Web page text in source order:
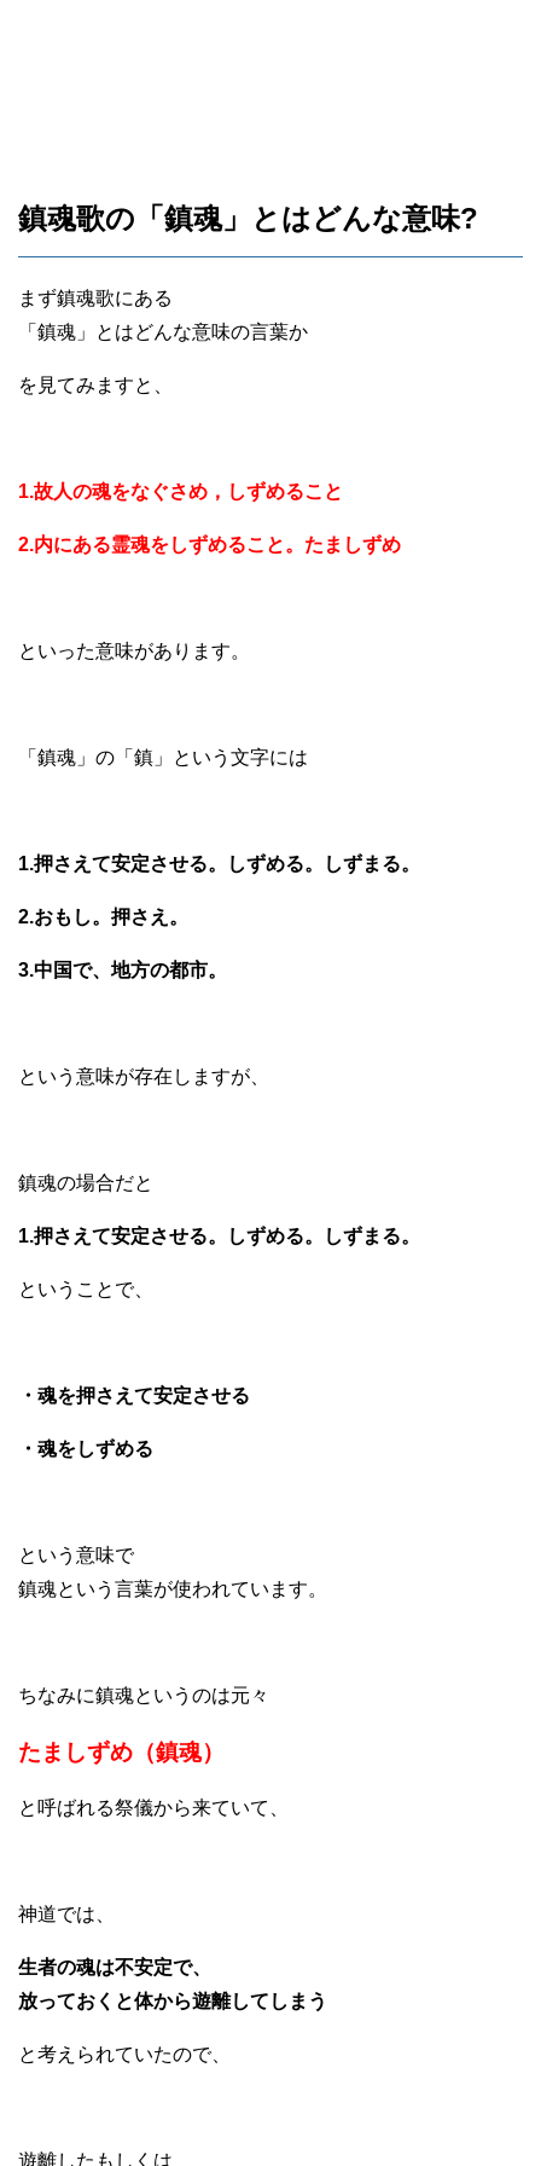
鎮魂歌の「鎮魂」とはどんな意味?
まず鎮魂歌にある
「鎮魂」とはどんな意味の言葉か
を見てみますと、
1.故人の魂をなぐさめ，しずめること
2.内にある霊魂をしずめること。たましずめ
といった意味があります。
「鎮魂」の「鎮」という文字には
1.押さえて安定させる。しずめる。しずまる。
2.おもし。押さえ。
3.中国で、地方の都市。
という意味が存在しますが、
鎮魂の場合だと
1.押さえて安定させる。しずめる。しずまる。
ということで、
・魂を押さえて安定させる
・魂をしずめる
という意味で
鎮魂という言葉が使われています。
ちなみに鎮魂というのは元々
たましずめ（鎮魂）
と呼ばれる祭儀から来ていて、
神道では、
生者の魂は不安定で、
放っておくと体から遊離してしまう
と考えられていたので、
遊離したもしくは